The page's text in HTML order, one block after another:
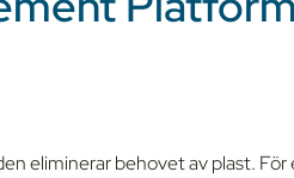
eliminerar behovet av plast.